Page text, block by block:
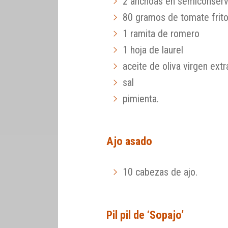
80 gramos de tomate frito
1 ramita de romero
1 hoja de laurel
aceite de oliva virgen
sal
pimienta.
Ajo asado
10 cabezas de ajo.
Pil pil de ‘Sopajo’